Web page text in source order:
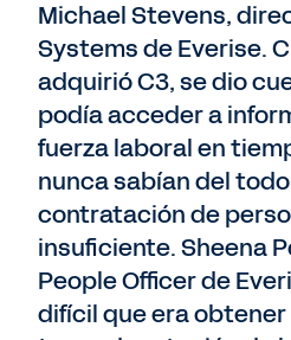
Michael Stevens,
Systems de Everise.
adquirió C3, se dio
podía acceder a
fuerza laboral en
nunca sabían del
contratación de
insuficiente. Sheena
People Officer de
difícil que era